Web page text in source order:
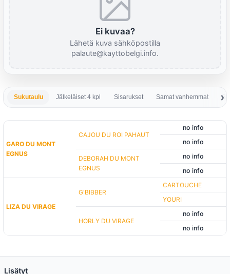
Ei kuvaa?
Lähetä kuva sähköpostilla
palaute@kayttobelgi.info.
Sukutaulu Jälkeläiset 4 kpl Sisarukset Samat vanhemmat
GARO DU MONT
EGNUS
CAJOU DU ROI PAHAUT
no info
no info
DEBORAH DU MONT
EGNUS
no info
no info
LIZA DU VIRAGE
G'BIBBER
CARTOUCHE
YOURI
HORLY DU VIRAGE
no info
no info
Lisätyt